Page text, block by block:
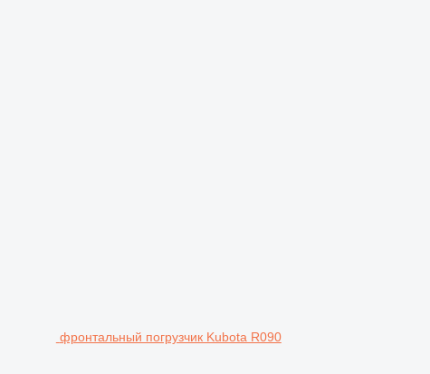
фронтальный погрузчик Kubota R090